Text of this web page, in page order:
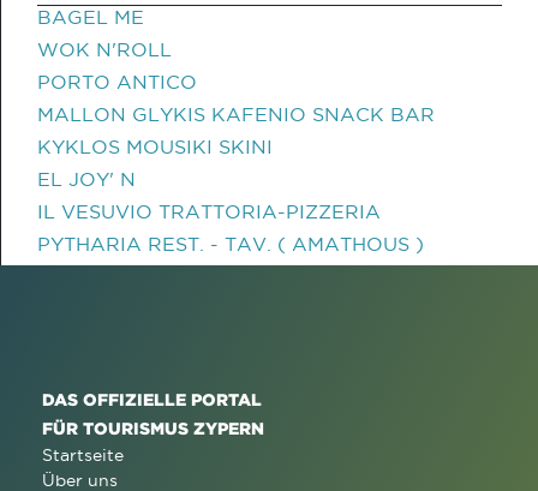
BAGEL ME
WOK N'ROLL
PORTO ANTICO
MALLON GLYKIS KAFENIO SNACK BAR
KYKLOS MOUSIKI SKINI
EL JOY' N
IL VESUVIO TRATTORIA-PIZZERIA
PYTHARIA REST. - TAV. ( AMATHOUS )
DAS OFFIZIELLE PORTAL
FÜR TOURISMUS ZYPERN
Startseite
Über uns